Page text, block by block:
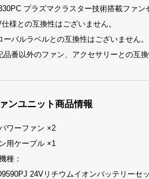
プラズマクラスター技術搭載ファン
様との互換性はございません。
ーバルラベルとの互換性はございません。
品番以外のファン、アクセサリーとの互
ンユニット商品情報
ワーファン ×2
用ケーブル ×1
種：
24Vリチウムイオンバッテリーセ